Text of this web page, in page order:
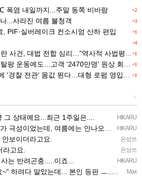
+2
폭염 내일까지...주말 동쪽 비바람
+3
...사라진 여름 불청객
+1
, PIF·실버레이크 컨소시엄 산하 편입
+4
+1
사건, 대법 전합 심리…"역사적 사법평가"(종합)
+1
동에도…고객 '2470만명' 원상 회복, "고물가에 돌팡"
+1
'경찰 전관' 몸값 뛴다…대형 로펌 영입전쟁
+
HIKARU
상태예요...최근 1주일은....
HIKARU
었는데, 여름에는 안나오는 것 같은.....ㅎ ㅎ)
은성쓰
보이더라고요.
은성쓰
고요.
HIKARU
는 반려곤충.....이죠...
Max
하려다 말았는데... 본인 등판 ㅡ..ㅡy~